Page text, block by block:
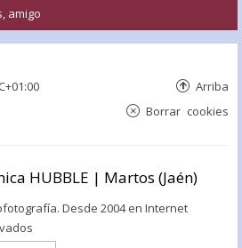
amigo
Arriba
Borrar cookies
HUBBLE | Martos (Jaén)
Desde 2004 en Internet